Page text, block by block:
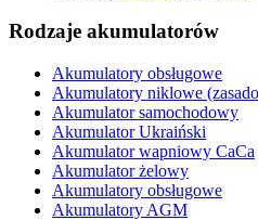
Rodzaje akumulatorów
Akumulatory obsługowe
Akumulatory niklowe
Akumulator samochodowy
Akumulator Ukraiński
Akumulator wapniowy CaCa
Akumulator żelowy
Akumulatory obsługowe
Akumulatory AGM